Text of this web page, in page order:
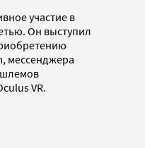
участие в
Он выступил
мессенджера
шлемов
VR.